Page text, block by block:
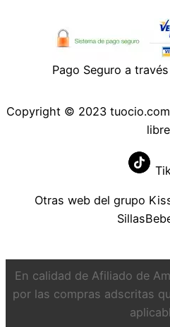
Suela Duradera
goma resistente cuenta
antideslizantes,
Lavable a Máquina: El
máquina permite un
limpias para un uso
Pago Seguro a
Copyright © 2023
libre
Otras web del grupo
En calidad de Afiliado de
por las compras adscritas